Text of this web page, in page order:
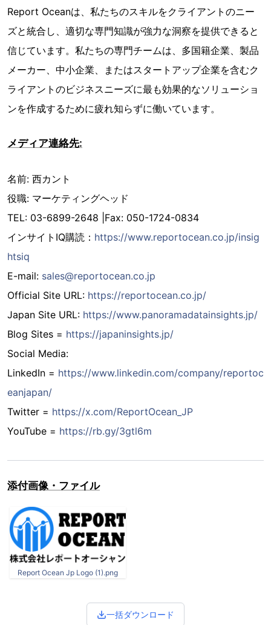
Report Oceanは、私たちのスキルをクライアントのニー
ズと統合し、適切な専門知識が強力な洞察を提供できると
信じています。私たちの専門チームは、多国籍企業、製品
メーカー、中小企業、またはスタートアップ企業を含むク
ライアントのビジネスニーズに最も効果的なソリューショ
ンを作成するために疲れ知らずに働いています。
メディア連絡先:
名前: 西カント
役職: マーケティングヘッド
TEL: 03-6899-2648 |Fax: 050-1724-0834
インサイトIQ購読： https://www.reportocean.co.jp/insig
htsiq
E-mail: sales@reportocean.co.jp
Official Site URL: https://reportocean.co.jp/
Japan Site URL: https://www.panoramadatainsights.jp/
Blog Sites = https://japaninsights.jp/
Social Media:
LinkedIn = https://www.linkedin.com/company/reportoc
eanjapan/
Twitter = https://x.com/ReportOcean_JP
YouTube = https://rb.gy/3gtl6m
添付画像・ファイル
Report Ocean Jp Logo (1).png
一括ダウンロード